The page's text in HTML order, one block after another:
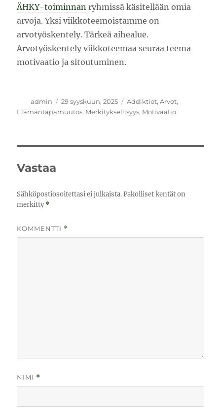
ÄHKY-toiminnan ryhmissä käsitellään omia
arvoja. Yksi viikkoteemoistamme on
arvotyöskentely. Tärkeä aihealue.
Arvotyöskentely viikkoteemaa seuraa teema
motivaatio ja sitoutuminen.
Kirjoittaja
admin Julkaistu
29 syyskuun, 2025 Kategoriat
Addiktiot,Arvot,
Elämäntapamuutos, Merkityksellisyys, Motivaatio
Vastaa
Sähköpostiosoitettasi ei julkaista. Pakolliset kentät on
merkitty*
KOMMENTTI *
NIMI *